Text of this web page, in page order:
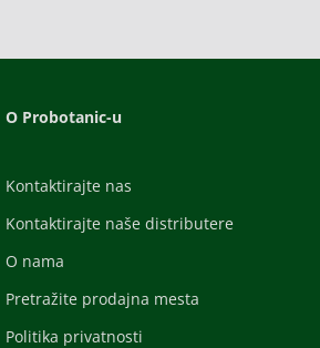
O Probotanic-u
Kontaktirajte nas
Kontaktirajte naše distributere
O nama
Pretražite prodajna mesta
Politika privatnosti